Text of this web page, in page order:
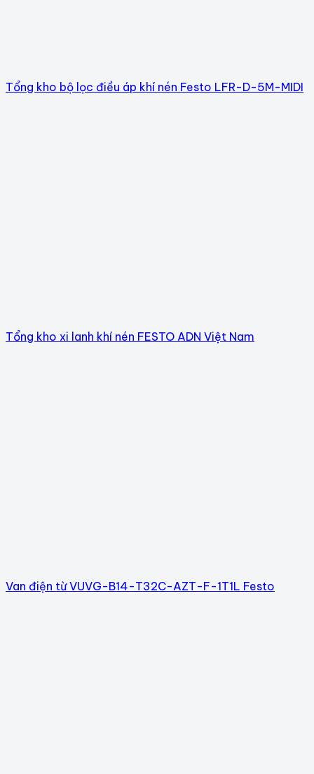
Tổng kho bộ lọc điều áp khí nén Festo LFR-D-5M-MIDI
Tổng kho xi lanh khí nén FESTO ADN Việt Nam
Van điện từ VUVG-B14-T32C-AZT-F-1T1L Festo